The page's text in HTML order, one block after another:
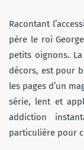
Racontant
père le roi
petits oignons.
décors, est pour
les pages d’un
série, lent et
addiction
particulière pour